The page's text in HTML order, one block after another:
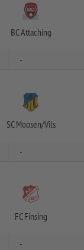
BC Attaching
-
SC Moosen/Vils
-
FC Finsing
-